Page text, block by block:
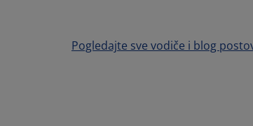
Pogledajte sve vodiče i blog